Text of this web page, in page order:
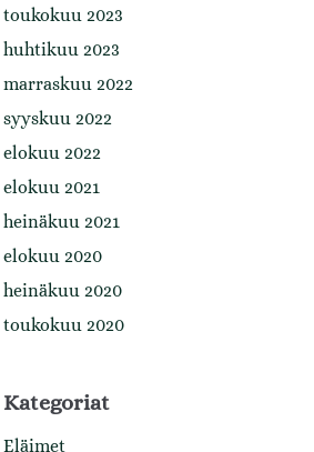
toukokuu 2023
huhtikuu 2023
marraskuu 2022
syyskuu 2022
elokuu 2022
elokuu 2021
heinäkuu 2021
elokuu 2020
heinäkuu 2020
toukokuu 2020
Kategoriat
Eläimet